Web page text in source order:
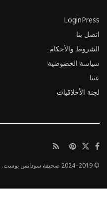
LoginPress
اتصل بنا
الشروط والأحكام
سياسة الخصوصية
عننا
لجنة الأخلاقيات
© 2019–2024 صحيفة سودانس بوست. جميع الحقوق محفوظة.